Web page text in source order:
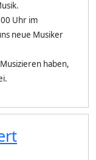
Uhr im
neue Musiker
haben,